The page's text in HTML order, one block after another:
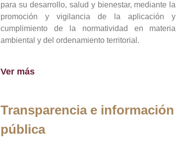
para su desarrollo, salud y bienestar, mediante la
promoción y vigilancia de la aplicación y
cumplimiento de la normatividad en materia
ambiental y del ordenamiento territorial.
Ver más
Transparencia e información
pública